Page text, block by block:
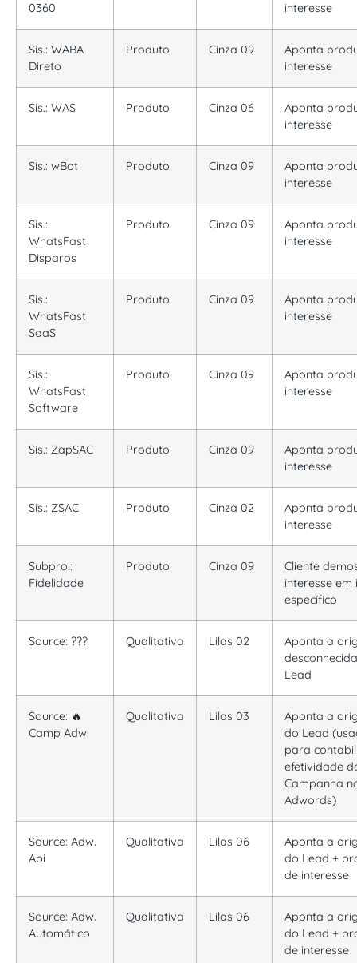
0360
interesse
Sis.: WABA
Direto
Produto Cinza 09 Aponta
interesse
Sis.: WAS Produto Cinza 06 Aponta
interesse
Sis.: wBot Produto Cinza 09 Aponta
interesse
Sis.:
WhatsFast
Disparos
Produto Cinza 09 Aponta
interesse
Sis.:
WhatsFast
SaaS
Produto Cinza 09 Aponta
interesse
Sis.:
WhatsFast
Software
Produto Cinza 09 Aponta
interesse
Sis.: ZapSAC Produto Cinza 09 Aponta
interesse
Sis.: ZSAC Produto Cinza 02 Aponta
interesse
Subpro.:
Fidelidade
Produto Cinza 09
Cliente
interesse em
específico
Source: ??? Qualitativa Lilas 02
Aponta a
Lead
Source: 🔥
Camp Adw
Qualitativa Lilas 03
Aponta a
do Lead
para
efetividade
Campanha
Adwords)
Source: Adw.
Api
Qualitativa Lilas 06
Aponta a
do Lead +
de interesse
Source: Adw.
Automático
Qualitativa Lilas 06
Aponta a
do Lead +
de interesse